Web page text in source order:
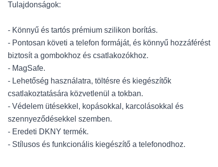
Tulajdonságok:
- Könnyű és tartós prémium szilikon borítás.
- Pontosan követi a telefon formáját, és könnyű hozzáférést
biztosít a gombokhoz és csatlakozókhoz.
- MagSafe.
- Lehetőség használatra, töltésre és kiegészítők
csatlakoztatására közvetlenül a tokban.
- Védelem ütésekkel, kopásokkal, karcolásokkal és
szennyeződésekkel szemben.
- Eredeti DKNY termék.
- Stílusos és funkcionális kiegészítő a telefonodhoz.